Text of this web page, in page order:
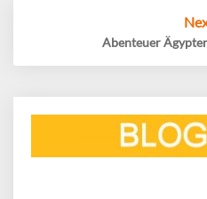
Abenteuer